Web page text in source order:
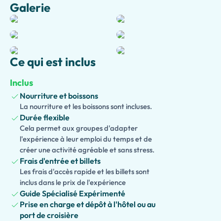
Continuez vers le
vues panoramiques à couper le souffle sur la baie de Naples
environnante. Puis voyagez le long de la pittoresque côte
mer vous attendent.
pizzeria locale, savourant les saveurs authentiques
Cettevisite privéecombine parfaitement l'archéologie, la
traditions culinaires italiennes, offrant une aventure
destinations les plus emblématiques du sud de l'Italie, le tout
commodité d'uneprise en charge à l'hôtel incluse
Galerie
Ce qui est inclus
Inclus
Nourriture et boissons
La nourriture et les boissons sont incluses.
Durée flexible
Cela permet aux groupes d'adapter
l'expérience à leur emploi du temps et de
créer une activité agréable et sans stress.
Frais d'entrée et billets
Les frais d'accès rapide et les billets sont
inclus dans le prix de l'expérience
Guide Spécialisé Expérimenté
Prise en charge et dépôt à l'hôtel ou au
port de croisière